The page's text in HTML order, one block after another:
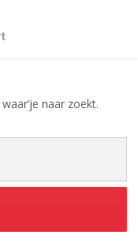
naar zoekt.